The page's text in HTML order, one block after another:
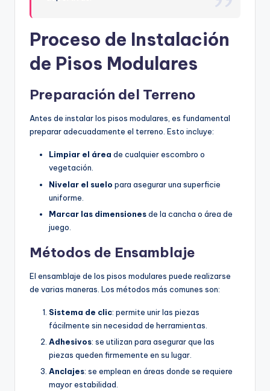
Proceso de Instalación
de Pisos Modulares
Preparación del Terreno
Antes de instalar los pisos modulares, es fundamental
preparar adecuadamente el terreno. Esto incluye:
Limpiar el área de cualquier escombro o
vegetación.
Nivelar el suelo para asegurar una superficie
uniforme.
Marcar las dimensionesde la cancha o área de
juego.
Métodos de Ensamblaje
El ensamblaje de los pisos modulares puede realizarse
de varias maneras. Los métodos más comunes son:
Sistema de clic: permite unir las piezas
fácilmente sin necesidad de herramientas.
Adhesivos: se utilizan para asegurar que las
piezas queden firmemente en su lugar.
Anclajes: se emplean en áreas donde se requiere
mayor estabilidad.